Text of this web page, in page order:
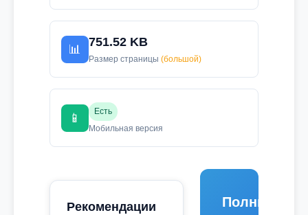
📊
751.52 KB
Размер страницы (большой)
📱
Есть
Мобильная версия
Рекомендации
Полный